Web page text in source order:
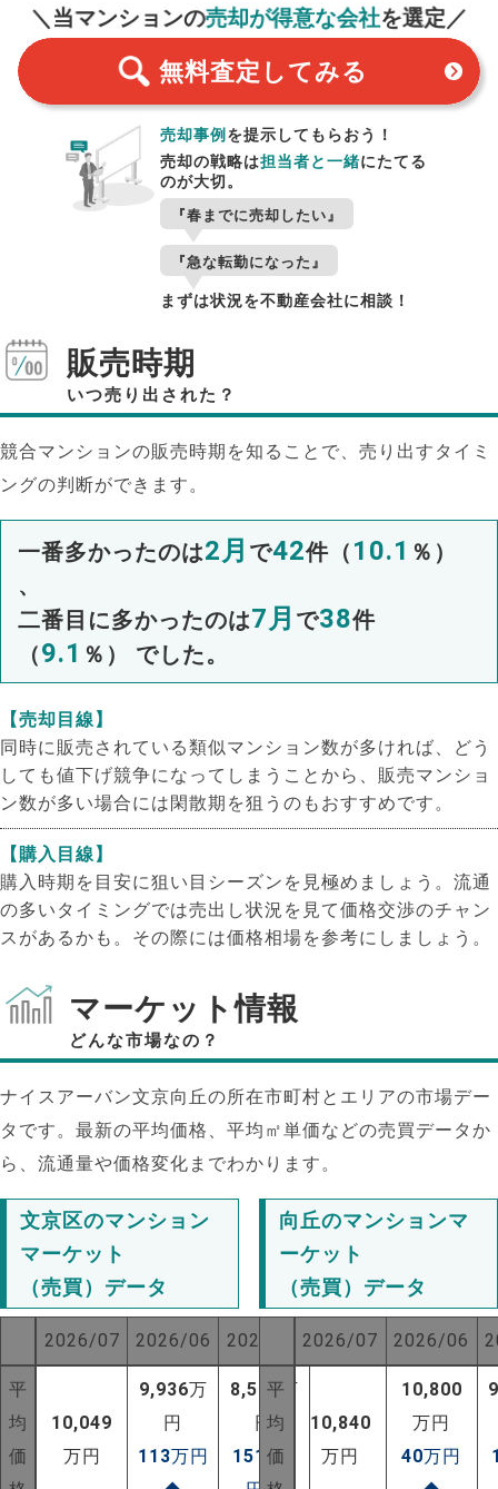
NEW!
NEW!
＼当マンションの売却が得意な会社を選定／
無料査定 してみる
売却事例 を提示してもらおう！
売却の戦略は担当者と一緒にたてる
のが大切。
『春までに売却したい』
『急な転勤になった』
まずは状況を不動産会社に相談！
販売時期
いつ売り出された？
競合マンションの販売時期を知ることで、売り出すタイミ
ングの判断ができます。
一番多かったのは2月 で42件（ 10.1 ％）
、
二番目に多かったのは7月 で38件
（9.1 ％） でした。
【売却目線】
同時に販売されている類似マンション数が多ければ、どう
しても値下げ競争になってしまうことから、販売マンショ
ン数が多い場合には閑散期を狙うのもおすすめです。
【購入目線】
購入時期を目安に狙い目シーズンを見極めましょう。流通
の多いタイミングでは売出し状況を見て価格交渉のチャン
スがあるかも。その際には価格相場を参考にしましょう。
マーケット情報
どんな市場なの？
ナイスアーバン文京向丘の所在市町村とエリアの市場デー
タです。最新の平均価格、平均㎡単価などの売買データか
ら、流通量や価格変化までわかります。
文京区のマンション
マーケット
（売買）データ
2026/07 2026/06 2025/07
平
均
価
10,049
万円
9,936万
円
113万円
8,533万
円
1516万
向丘のマンションマ
ーケット
（売買）データ
2026/07 2026/06
平
均
価
10,840
万円
10,800
万円
40万円